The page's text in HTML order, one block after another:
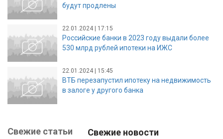
будут продлены
22.01.2024 | 17:15
Российские банки в 2023 году выдали более
530 млрд рублей ипотеки на ИЖС
22.01.2024 | 15:45
ВТБ перезапустил ипотеку на недвижимость
в залоге у другого банка
Свежие статьи Свежие новости